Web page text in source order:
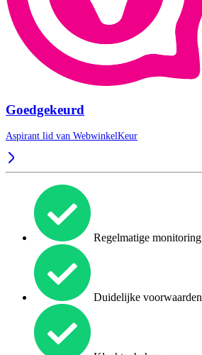
Goedgekeurd
Aspirant lid van WebwinkelKeur
Regelmatige monitoring
Duidelijke voorwaarden